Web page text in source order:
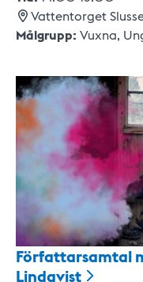
Vattentorget
Målgrupp: Vuxna,
Författarsamtal
Lindqvist